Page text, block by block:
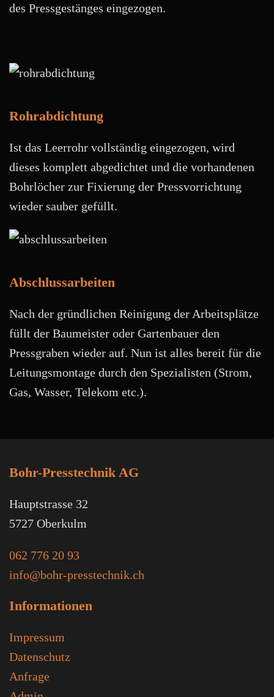
des Pressgestänges eingezogen.
Rohrabdichtung
Ist das Leerrohr vollständig eingezogen, wird
dieses komplett abgedichtet und die vorhandenen
Bohrlöcher zur Fixierung der Pressvorrichtung
wieder sauber gefüllt.
Abschlussarbeiten
Nach der gründlichen Reinigung der Arbeitsplätze
füllt der Baumeister oder Gartenbauer den
Pressgraben wieder auf. Nun ist alles bereit für die
Leitungsmontage durch den Spezialisten (Strom,
Gas, Wasser, Telekom etc.).
Bohr-Presstechnik AG
Hauptstrasse 32
5727 Oberkulm
062 776 20 93
info@bohr-presstechnik.ch
Informationen
Impressum
Datenschutz
Anfrage